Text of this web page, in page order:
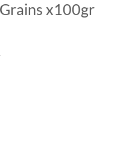
x100gr